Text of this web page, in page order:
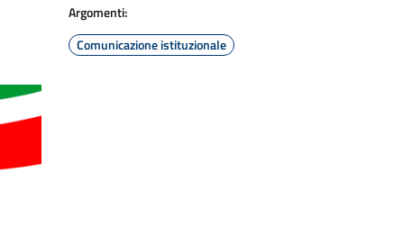
Argomenti:
Comunicazione istituzionale